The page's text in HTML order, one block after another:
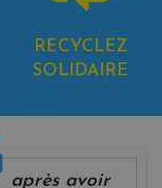
RECYCLEZ
SOLIDAIRE
après avoir